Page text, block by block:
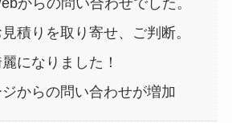
からの問い合わせでした。
積りを取り寄せ、ご判断。
になりました！
からの問い合わせが増加